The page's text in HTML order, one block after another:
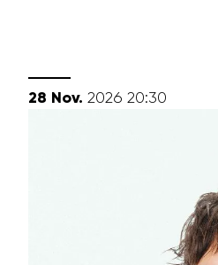
28 novembre
Nov. 2026 20:30